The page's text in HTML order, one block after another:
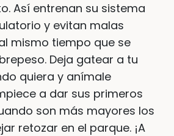
Así entrenan su sistema
y evitan malas
mismo tiempo que se
Deja gatear a tu
quiera y anímale
a dar sus primeros
son más mayores los
retozar en el parque. ¡A